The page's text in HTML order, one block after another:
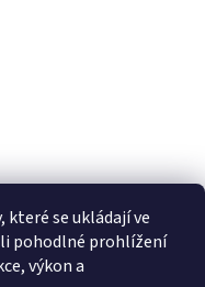
které se ukládají ve
pohodlné prohlížení
výkon a